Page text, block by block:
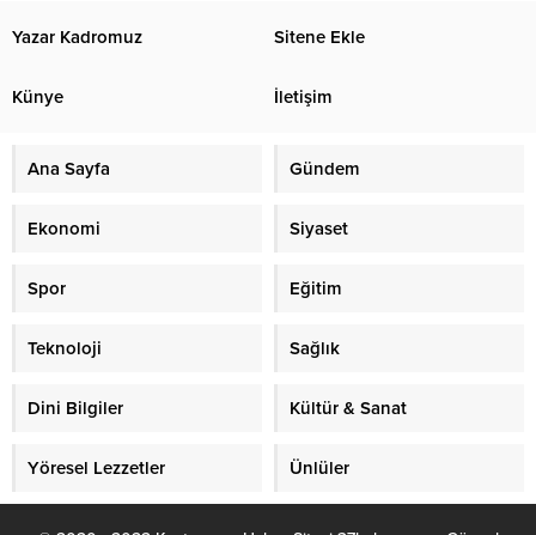
Yazar Kadromuz Sitene Ekle
Künye İletişim
Ana Sayfa Gündem
Ekonomi Siyaset
Spor Eğitim
Teknoloji Sağlık
Dini Bilgiler Kültür & Sanat
Yöresel Lezzetler Ünlüler